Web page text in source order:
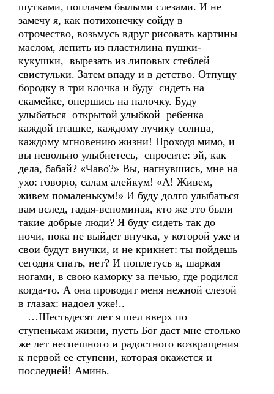
шутками, поплачем былыми слезами. И не
замечу я, как потихонечку сойду в
отрочество, возьмусь вдруг рисовать картины
маслом, лепить из пластилина пушки-
кукушки, вырезать из липовых стеблей
свистульки. Затем впаду и в детство. Отпущу
бородку в три клочка и буду сидеть на
скамейке, опершись на палочку. Буду
улыбаться открытой улыбкой ребенка
каждой пташке, каждому лучику солнца,
каждому мгновению жизни! Проходя мимо, и
вы невольно улыбнетесь, спросите: эй, как
дела, бабай? «Чаво?» Вы, нагнувшись, мне на
ухо: говорю, салам алейкум! «А! Живем,
живем помаленькум!» И буду долго улыбаться
вам вслед, гадая-вспоминая, кто же это были
такие добрые люди? Я буду сидеть так до
ночи, пока не выйдет внучка, у которой уже и
свои будут внучки, и не крикнет: ты пойдешь
сегодня спать, нет? И поплетусь я, шаркая
ногами, в свою каморку за печью, где родился
когда-то. А она проводит меня нежной слезой
в глазах: надоел уже!..
…Шестьдесят лет я шел вверх по
ступенькам жизни, пусть Бог даст мне столько
же лет неспешного и радостного возвращения
к первой ее ступени, которая окажется и
последней! Аминь.